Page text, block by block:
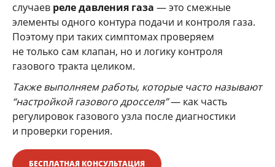
случаев реле давления газа — это смежные
элементы одного контура подачи и контроля газа.
Поэтому при таких симптомах проверяем
не только сам клапан, но и логику контроля
газового тракта целиком.
Также выполняем работы, которые часто называют
“настройкой газового дросселя”— как часть
регулировок газового узла после диагностики
и проверки горения.
БЕСПЛАТНАЯ КОНСУЛЬТАЦИЯ